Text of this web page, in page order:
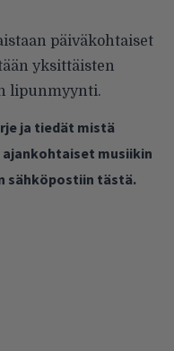
päiväkohtaiset
yksittäisten
lipunmyynti.
ja tiedät mistä
musiikin
sähköpostiin tästä.